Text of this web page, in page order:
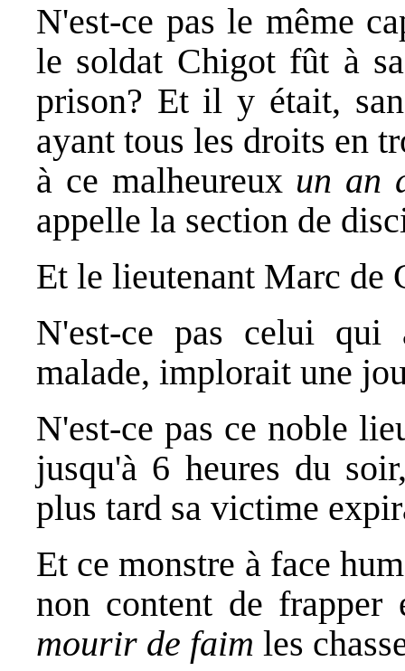
N'est-ce pas le même
le soldat Chigot fût à
prison? Et il y était,
ayant tous les droits en
à ce malheureux un an
appelle la section de
Et le lieutenant Marc de
N'est-ce pas celui qui
malade, implorait une
N'est-ce pas ce noble
jusqu'à 6 heures du
plus tard sa victime
Et ce monstre à face
non content de
mourir de faim les